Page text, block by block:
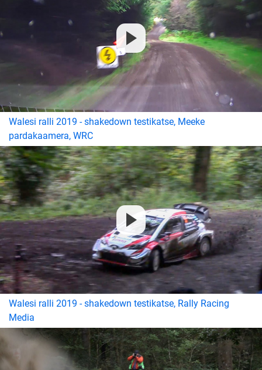
Walesi ralli 2019 - shakedown testikatse, Meeke
pardakaamera, WRC
Walesi ralli 2019 - shakedown testikatse, Rally Racing
Media